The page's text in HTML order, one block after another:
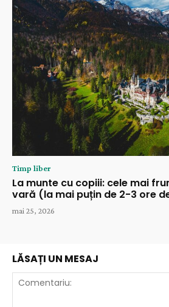
Timp liber
La munte cu copiii: cele mai
vară (la mai puțin de 2-3 ore
mai 25, 2026
LĂSAȚI UN MESAJ